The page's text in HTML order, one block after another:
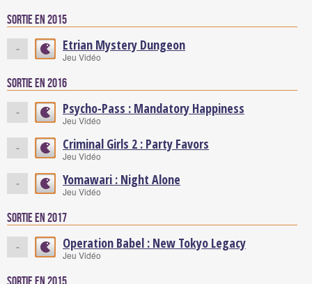
Sortie en 2015
- Etrian Mystery Dungeon
Jeu Vidéo
Sortie en 2016
- Psycho-Pass : Mandatory Happiness
Jeu Vidéo
- Criminal Girls 2 : Party Favors
Jeu Vidéo
- Yomawari : Night Alone
Jeu Vidéo
Sortie en 2017
- Operation Babel : New Tokyo Legacy
Jeu Vidéo